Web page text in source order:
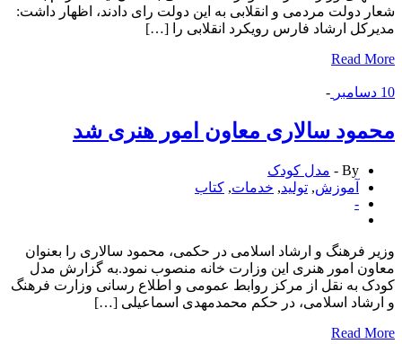
دولت مردمی و انقلابی به این دولت رای دادند، اظهار داشت:
ارشاد فارس رویکرد انقلابی را […]
Read
-
سالاری معاون امور هنری شد
By -
مدل کودک
آموزش, تولید ,خدمات,كتاب
فرهنگ و ارشاد اسلامی در حکمی، محمود سالاری را بعنوان
امور هنری این وزارت خانه منصوب نمود.به گزارش مدل
به نقل از مرکز روابط عمومی و اطلاع رسانی وزارت فرهنگ
اسلامی، در حکم محمدمهدی اسماعیلی […]
Read